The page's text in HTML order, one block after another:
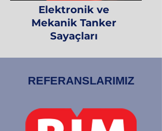
Elektronik ve
Mekanik Tanker
Sayaçları
REFERANSLARIMIZ